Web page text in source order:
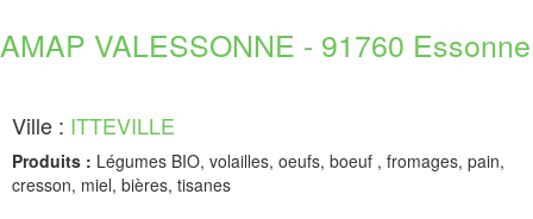
AMAP VALESSONNE - 91760 Essonne
Ville : ITTEVILLE
Produits : Légumes BIO, volailles, oeufs, boeuf , fromages, pain,
cresson, miel, bières, tisanes